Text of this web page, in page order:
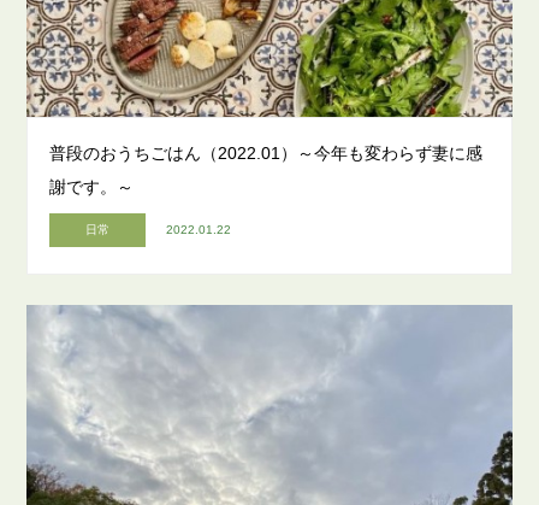
普段のおうちごはん（2022.01）～今年も変わらず妻に感
謝です。～
日常 2022.01.22